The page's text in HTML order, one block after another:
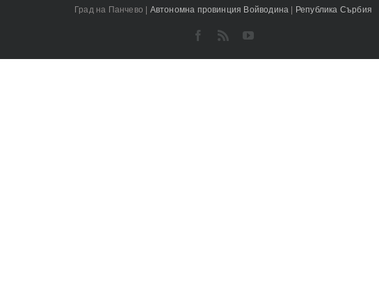
Град на Панчево | Автономна провинция Войводина | Република Сърбия
Facebook
Rss YouTube